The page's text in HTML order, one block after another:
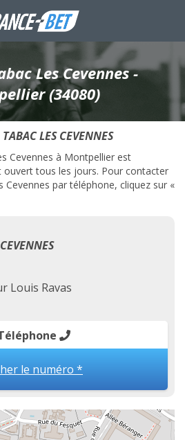
Les Cevennes -
(34080)
LES CEVENNES
Cevennes à Montpellier est
tous les jours. Pour contacter
Cevennes par téléphone, cliquez sur «
Louis Ravas
le numéro *